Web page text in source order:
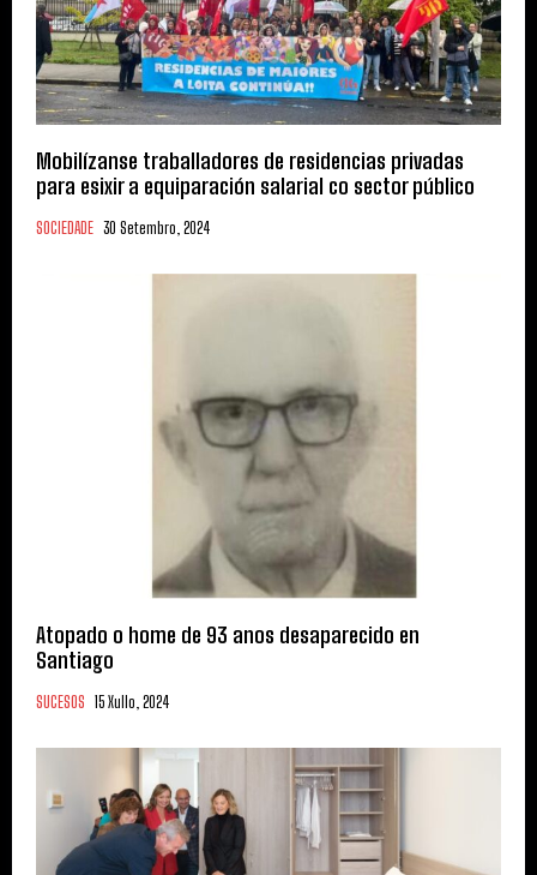
Mobilízanse traballadores de residencias privadas
para esixir a equiparación salarial co sector público
SOCIEDADE 30 Setembro, 2024
Atopado o home de 93 anos desaparecido en
Santiago
SUCESOS 15 Xullo, 2024